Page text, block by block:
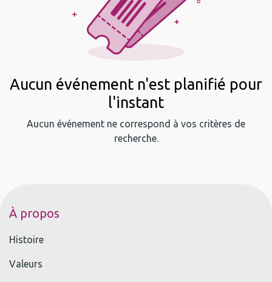
Aucun événement n'est planifié pour
l'instant
Aucun événement ne correspond à vos critères de
recherche.
À propos
Histoire
Valeurs